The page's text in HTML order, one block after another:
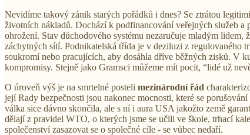
Nevidíme takový zánik starých pořádků i dnes? Se ztrátou
životních nákladů. Dochází k podfinancování veřejných služeb
ohrožení. Stav důchodového systému nezaručuje mladým
záchytných sítí. Podnikatelská třída je v deziluzi z regulovaného
soukromí nebo pracujících, aby dosáhla dříve běžných zisků. V
kompromisy. Stejně jako Gramsci můžeme mít pocit, “lidé už
O úroveň výš je na smrtelné posteli mezinárodní řád
její Rady bezpečnosti jsou nakonec mocnosti, které se
válka sice dávno skončila, ale s ní i aura USA jakožto země
dělají z pravidel WTO, o kterých jsme se učili ve škole, trhací
společenství zasazovat se o společné cíle - se vůbec nedaří.